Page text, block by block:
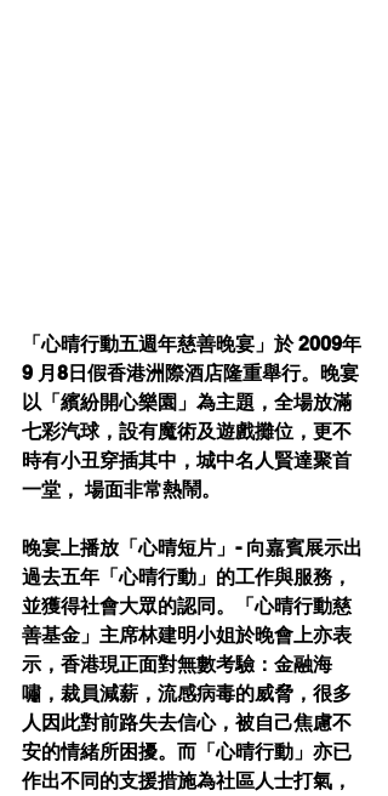
「心晴行動五週年慈善晚宴」於 2009年
9 月8日假香港洲際酒店隆重舉行。晚宴
以「繽紛開心樂園」為主題，全場放滿
七彩汽球，設有魔術及遊戲攤位，更不
時有小丑穿插其中，城中名人賢達聚首
一堂， 場面非常熱鬧。
晚宴上播放「心晴短片」- 向嘉賓展示出
過去五年「心晴行動」的工作與服務，
並獲得社會大眾的認同。「心晴行動慈
善基金」主席林建明小姐於晚會上亦表
示，香港現正面對無數考驗：金融海
嘯，裁員減薪，流感病毒的威脅，很多
人因此對前路失去信心，被自己焦慮不
安的情緒所困擾。而「心晴行動」亦已
作出不同的支援措施為社區人士打氣，